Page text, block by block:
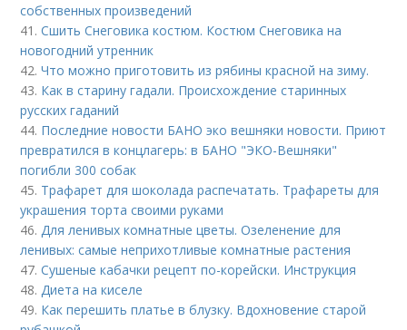
собственных произведений
41.Сшить Снеговика костюм. Костюм Снеговика на
новогодний утренник
42.Что можно приготовить из рябины красной на зиму.
43. Как в старину гадали. Происхождение старинных
русских гаданий
44. Последние новости БАНО эко вешняки новости. Приют
превратился в концлагерь: в БАНО "ЭКО-Вешняки"
погибли 300 собак
45. Трафарет для шоколада распечатать. Трафареты для
украшения торта своими руками
46.Для ленивых комнатные цветы. Озеленение для
ленивых: самые неприхотливые комнатные растения
47.Сушеные кабачки рецепт по-корейски. Инструкция
48.Диета на киселе
49. Как перешить платье в блузку. Вдохновение старой